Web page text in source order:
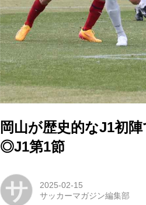
岡山が歴史的なJ1初
◎J1第1節
サ
2025-02-15
サッカーマガジン編集部